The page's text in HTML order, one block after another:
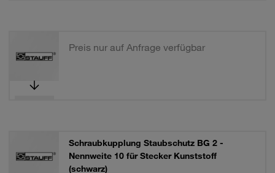
Preis nur auf Anfrage verfügbar
Schraubkupplung Staubschutz BG 2 -
Nennweite 10 für Stecker Kunststoff
(schwarz)